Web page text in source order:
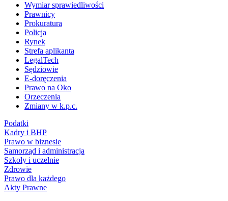
Wymiar sprawiedliwości
Prawnicy
Prokuratura
Policja
Rynek
Strefa aplikanta
LegalTech
Sędziowie
E-doręczenia
Prawo na Oko
Orzeczenia
Zmiany w k.p.c.
Podatki
Kadry i BHP
Prawo w biznesie
Samorząd i administracja
Szkoły i uczelnie
Zdrowie
Prawo dla każdego
Akty Prawne